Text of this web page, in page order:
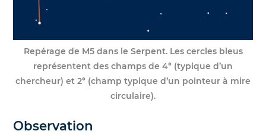
Repérage de M5 dans le Serpent. Les cercles bleus
représentent des champs de 4° (typique d’un
chercheur) et 2° (champ typique d’un pointeur à mire
circulaire).
Observation